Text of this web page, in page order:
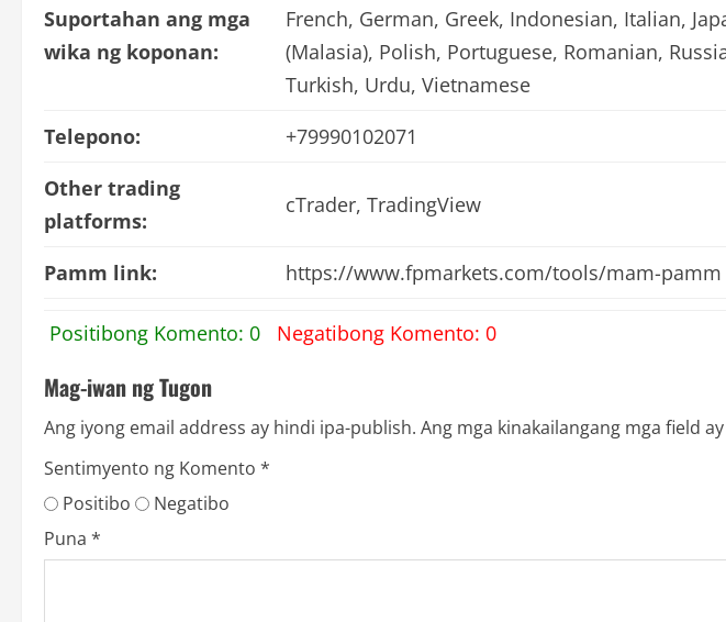
Suportahan ang mga
wika ng koponan:
French, German, Greek, Indonesian, Italian,
(Malasia), Polish, Portuguese, Romanian,
Turkish, Urdu, Vietnamese
Telepono:
+79990102071
Other trading
platforms:
cTrader, TradingView
Pamm link: https://www.fpmarkets.com/tools/mam-pamm
Positibong Komento: 0 Negatibong Komento: 0
Mag-iwan ng Tugon
Ang iyong email address ay hindi ipa-publish. Ang mga kinakailangang mga field
Sentimyento ng Komento *
Positibo
Negatibo
Puna *